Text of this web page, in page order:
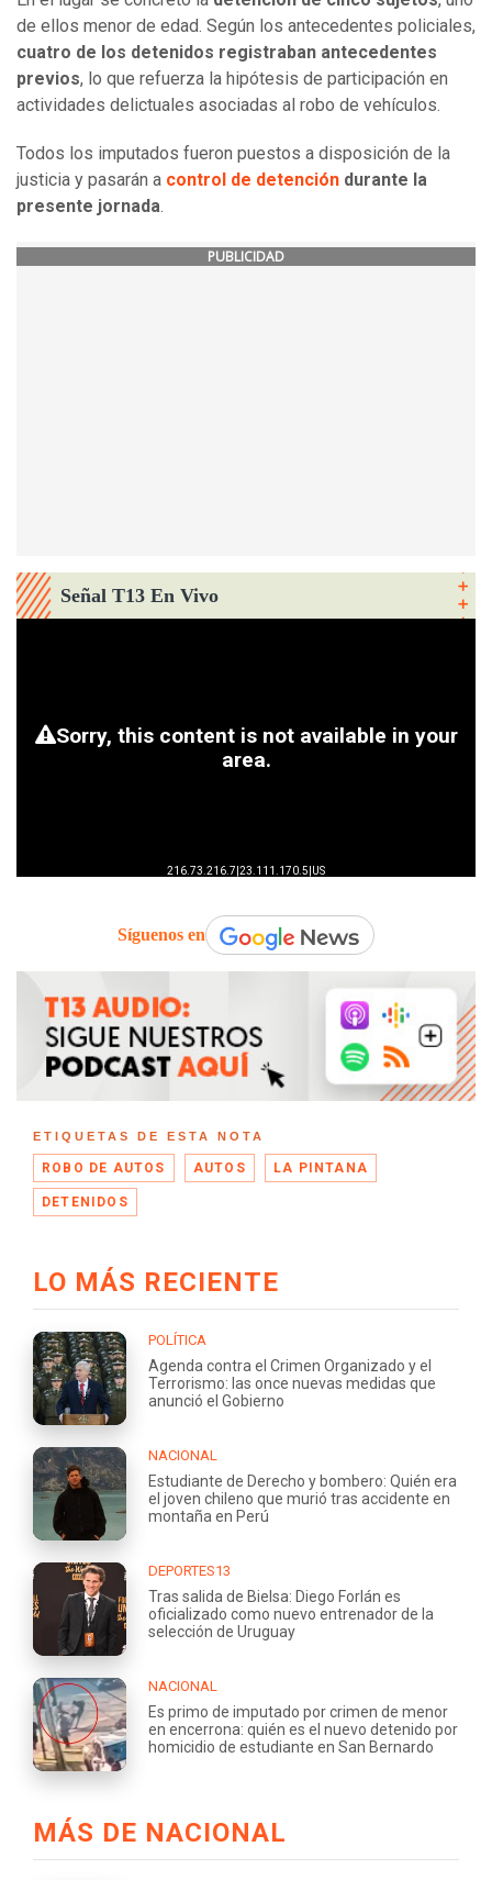
de ellos menor de edad. Según los antecedentes policiales,
cuatro de los detenidos registraban antecedentes
previos, lo que refuerza la hipótesis de participación en
actividades delictuales asociadas al robo de vehículos.
Todos los imputados fueron puestos a disposición de la
justicia y pasarán a control de detención durante la
presente jornada.
PUBLICIDAD
Señal T13 En Vivo
Síguenos en
ETIQUETAS DE ESTA NOTA
ROBO DE AUTOS AUTOS LA PINTANA
DETENIDOS
LO MÁS RECIENTE
POLÍTICA
Agenda contra el Crimen Organizado y el
Terrorismo: las once nuevas medidas que
anunció el Gobierno
NACIONAL
Estudiante de Derecho y bombero: Quién era
el joven chileno que murió tras accidente en
montaña en Perú
DEPORTES13
Tras salida de Bielsa: Diego Forlán es
oficializado como nuevo entrenador de la
selección de Uruguay
NACIONAL
Es primo de imputado por crimen de menor
en encerrona: quién es el nuevo detenido por
homicidio de estudiante en San Bernardo
MÁS DE NACIONAL